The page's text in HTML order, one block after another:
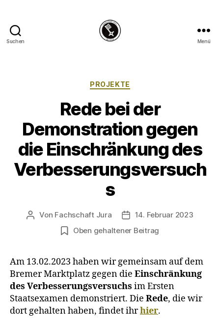
Suchen Menü
Kategorien
PROJEKTE
Rede bei der
Demonstration gegen
die Einschränkung des
Verbesserungsversuch
s
Beitragsautor
Von Fachschaft Jura Veröffentlichungsdatum
14. Februar 2023
Oben gehaltener Beitrag
Am 13.02.2023 haben wir gemeinsam auf dem
Bremer Marktplatz gegen die Einschränkung
des Verbesserungsversuchs im Ersten
Staatsexamen demonstriert. Die Rede, die wir
dort gehalten haben, findet ihrhier.